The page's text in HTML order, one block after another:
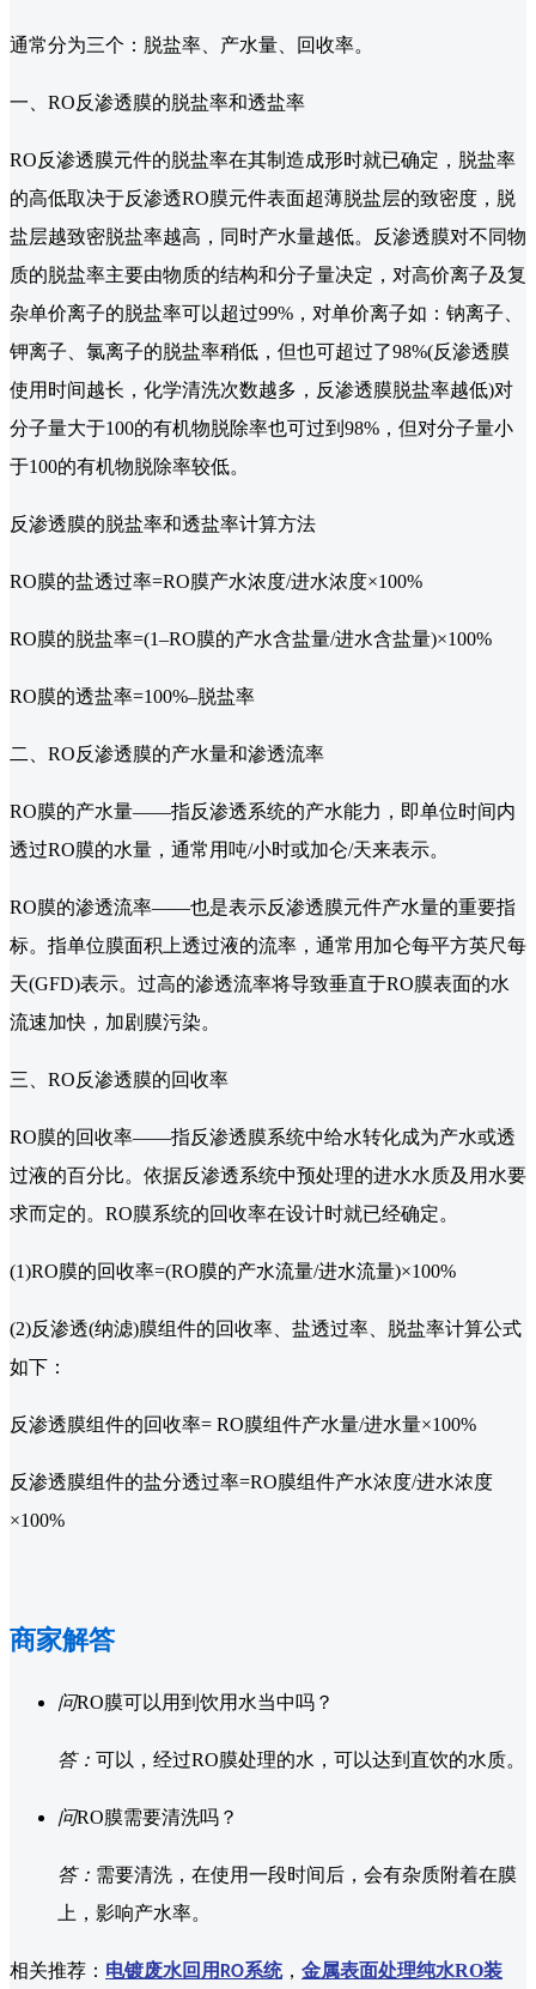
通常分为三个：脱盐率、产水量、回收率。
一、RO反渗透膜的脱盐率和透盐率
RO反渗透膜元件的脱盐率在其制造成形时就已确定，脱盐率
的高低取决于反渗透RO膜元件表面超薄脱盐层的致密度，脱
盐层越致密脱盐率越高，同时产水量越低。反渗透膜对不同物
质的脱盐率主要由物质的结构和分子量决定，对高价离子及复
杂单价离子的脱盐率可以超过99%，对单价离子如：钠离子、
钾离子、氯离子的脱盐率稍低，但也可超过了98%(反渗透膜
使用时间越长，化学清洗次数越多，反渗透膜脱盐率越低)对
分子量大于100的有机物脱除率也可过到98%，但对分子量小
于100的有机物脱除率较低。
反渗透膜的脱盐率和透盐率计算方法
RO膜的盐透过率=RO膜产水浓度/进水浓度×100%
RO膜的脱盐率=(1–RO膜的产水含盐量/进水含盐量)×100%
RO膜的透盐率=100%–脱盐率
二、RO反渗透膜的产水量和渗透流率
RO膜的产水量——指反渗透系统的产水能力，即单位时间内
透过RO膜的水量，通常用吨/小时或加仑/天来表示。
RO膜的渗透流率——也是表示反渗透膜元件产水量的重要指
标。指单位膜面积上透过液的流率，通常用加仑每平方英尺每
天(GFD)表示。过高的渗透流率将导致垂直于RO膜表面的水
流速加快，加剧膜污染。
三、RO反渗透膜的回收率
RO膜的回收率——指反渗透膜系统中给水转化成为产水或透
过液的百分比。依据反渗透系统中预处理的进水水质及用水要
求而定的。RO膜系统的回收率在设计时就已经确定。
(1)RO膜的回收率=(RO膜的产水流量/进水流量)×100%
(2)反渗透(纳滤)膜组件的回收率、盐透过率、脱盐率计算公式
如下：
反渗透膜组件的回收率= RO膜组件产水量/进水量×100%
反渗透膜组件的盐分透过率=RO膜组件产水浓度/进水浓度
×100%
商家解答
问RO膜可以用到饮用水当中吗？
答： 可以，经过RO膜处理的水，可以达到直饮的水质。
问RO膜需要清洗吗？
答： 需要清洗，在使用一段时间后，会有杂质附着在膜
上，影响产水率。
相关推荐： 电镀废水回用 RO系统， 金属表面处理纯水RO装